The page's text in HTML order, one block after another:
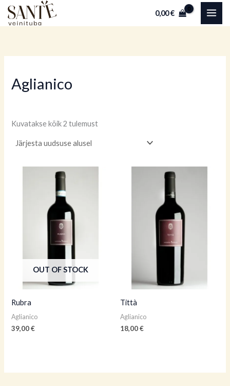
Skip
0,00€
Aglianico
Kuvatakse kõik 2 tulemust
OUT OF STOCK
Rubra
Aglianico
39,00€
Tittà
Aglianico
18,00€